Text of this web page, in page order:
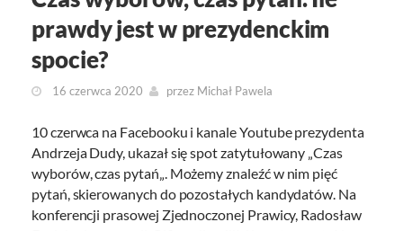
prawdy jest w prezydenckim
spocie?
16 czerwca 2020 przez Michał Pawela
10 czerwca na Facebooku i kanale Youtube prezydenta
Andrzeja Dudy, ukazał się spot zatytułowany „Czas
wyborów, czas pytań„. Możemy znaleźć w nim pięć
pytań, skierowanych do pozostałych kandydatów. Na
konferencji prasowej Zjednoczonej Prawicy, Radosław